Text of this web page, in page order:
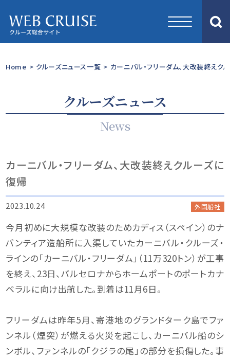
Home > クルーズニュース一覧 > カーニバル・フリーダム、大改装終えク
クルーズニュース
News
カーニバル・フリーダム、大改装終えクルーズに
復帰
2023.10.24 外国船社
今月初めに大規模な改装のためカディス（スペイン）のナ
バンティア造船所に入渠していたカーニバル・クルーズ・
ラインの「カーニバル・フリーダム」（11万320トン）が工事
を終え、23日、バルセロナからホームポートのポートカナ
ベラルに向け出航した。到着は11月6日。
フリーダムは昨年5月、寄港地のグランドターク島でファ
ンネル（煙突）が燃える火災を起こし、カーニバル船のシ
ンボル、ファンネルの「クジラの尾」の部分を損傷した。事